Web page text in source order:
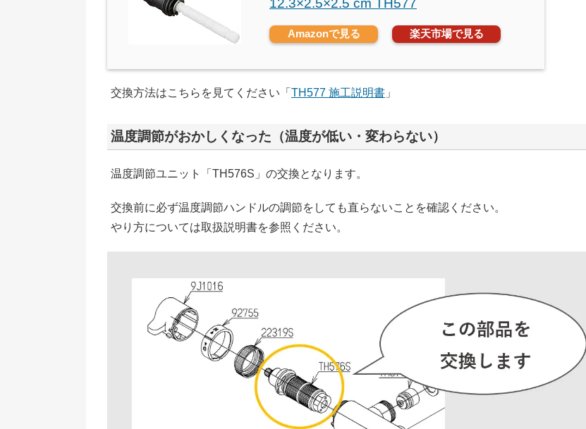
12.3×2.5×2.5 cm TH577
Amazonで見る 楽天市場で見る
交換方法はこちらを見てください「 TH577 施工説明書 」
温度調節がおかしくなった（温度が低い・変わらない）
温度調節ユニット「TH576S」の交換となります。
交換前に必ず温度調節ハンドルの調節をしても直らないことを確認ください。
やり方については取扱説明書を参照ください。